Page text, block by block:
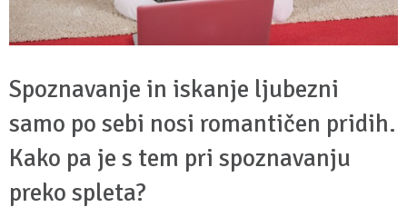
Spoznavanje in iskanje ljubezni
samo po sebi nosi romantičen pridih.
Kako pa je s tem pri spoznavanju
preko spleta?